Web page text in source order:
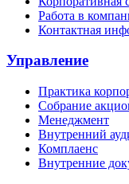
Работа в
Контактная
Управление
Практика
Собрание
Менеджмент
Внутренний
Комплаенс
Внутренние